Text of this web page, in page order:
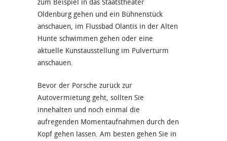
zum Beispiel in das Staatstheater
Oldenburg gehen und ein Bühnenstück
anschauen, im Flussbad Olantis in der Alten
Hunte schwimmen gehen oder eine
aktuelle Kunstausstellung im Pulverturm
anschauen.
Bevor der Porsche zurück zur
Autovermietung geht, sollten Sie
innehalten und noch einmal die
aufregenden Momentaufnahmen durch den
Kopf gehen lassen. Am besten gehen Sie in